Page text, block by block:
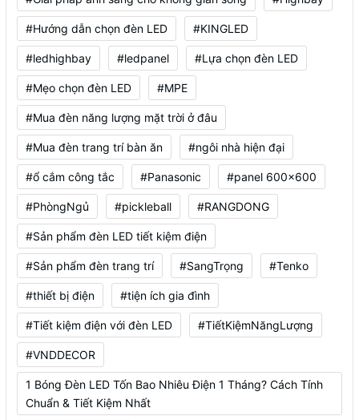
#Hướng dẫn chọn đèn LED #KINGLED
#ledhighbay #ledpanel #Lựa chọn đèn LED
#Mẹo chọn đèn LED #MPE
#Mua đèn năng lượng mặt trời ở đâu
#Mua đèn trang trí bàn ăn #ngôi nhà hiện đại
#ổ cắm công tắc #Panasonic #panel 600x600
#PhòngNgủ #pickleball #RANGDONG
#Sản phẩm đèn LED tiết kiệm điện
#Sản phẩm đèn trang trí #SangTrọng #Tenko
#thiết bị điện #tiện ích gia đình
#Tiết kiệm điện với đèn LED #TiếtKiệmNăngLượng
#VNDDECOR
1 Bóng Đèn LED Tốn Bao Nhiêu Điện 1 Tháng? Cách Tính
Chuẩn & Tiết Kiệm Nhất